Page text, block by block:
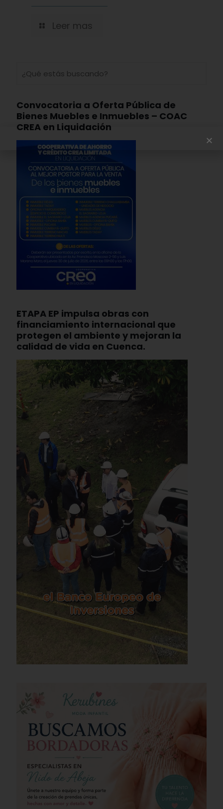
Leer mas
Convocatoria a Oferta Pública de
Bienes Muebles e Inmuebles – COAC
CREA en Liquidación
ETAPA EP impulsa obras con
financiamiento internacional que
protegen el ambiente y mejoran la
calidad de vida en Cuenca.